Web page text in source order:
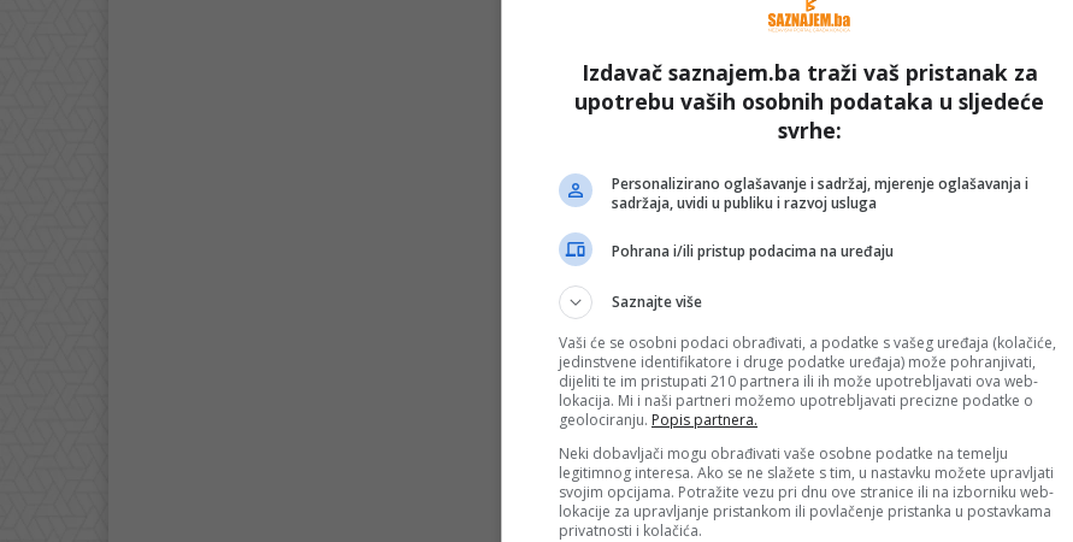
Izdavač saznajem.ba traži vaš pristanak za
upotrebu vaših osobnih podataka u sljedeće
svrhe:
Personalizirano oglašavanje i sadržaj, mjerenje oglašavanja i
sadržaja, uvidi u publiku i razvoj usluga
Pohrana i/ili pristup podacima na uređaju
Saznajte više
Vaši će se osobni podaci obrađivati, a podatke s vašeg uređaja (kolačiće,
jedinstvene identifikatore i druge podatke uređaja) može pohranjivati,
dijeliti te im pristupati 210 partnera ili ih može upotrebljavati ova web-
lokacija. Mi i naši partneri možemo upotrebljavati precizne podatke o
geolociranju. Popis partnera.
Neki dobavljači mogu obrađivati vaše osobne podatke na temelju
legitimnog interesa. Ako se ne slažete s tim, u nastavku možete upravljati
svojim opcijama. Potražite vezu pri dnu ove stranice ili na izborniku web-
lokacije za upravljanje pristankom ili povlačenje pristanka u postavkama
privatnosti i kolačića.